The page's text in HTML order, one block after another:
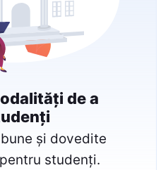
de a
și dovedite
studenți.